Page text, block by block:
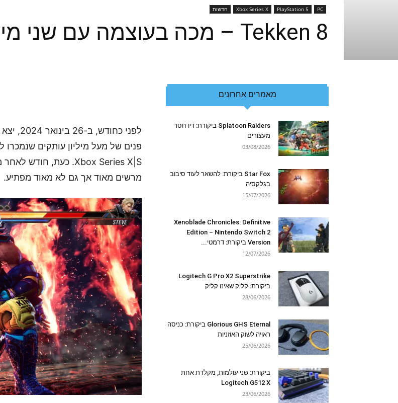
PC
PlayStation 5
Xbox Series X חדשות
Tekken 8 – מכה בעוצמה עם שני מיליון עותקים תוך חודש
Xbox Series X|S. כעת, חודש לאחר מכן,
מרשים מאוד אך גם לא מאוד מפתיע.
מאמרים אחרונים
Splatoon Raiders ביקורת: דיו חסר
מעצורים
03/08/2026
Star Fox ביקורת: להשאר לעוד סיבוב
בגלקסיה
15/07/2026
Xenoblade Chronicles: Definitive
Edition – Nintendo Switch 2
Version ביקורת: דרמטי...
12/07/2026
Logitech G Pro X2 Superstrike
ביקורת: קליק שאינו קליק
28/06/2026
Glorious GHS Eternal ביקורת: כניסה
ראויה לשוק האוזניות
25/06/2026
ביקורת: שני עולמות, מקלדת אחת
Logitech G512 X
23/06/2026